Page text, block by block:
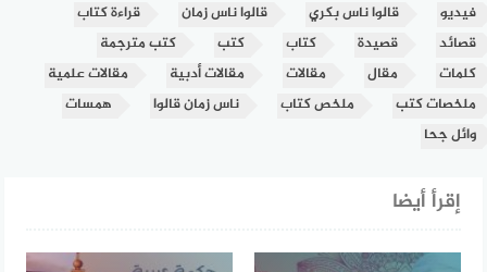
فيديو
قالوا ناس بكري قالوا ناس زمان
قراءة كتاب
قصائد
قصيدة كتاب كتب
كتب مترجمة
كلمات
مقال مقالات مقالات أدبية
مقالات علمية
ملخصات كتب
ملخص كتاب ناس زمان قالوا
همسات
وائل جحا
إقرأ أيضا